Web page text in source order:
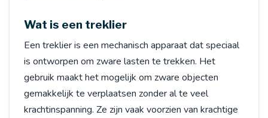
Wat is een treklier
Een treklier is een mechanisch apparaat dat speciaal
is ontworpen om zware lasten te trekken. Het
gebruik maakt het mogelijk om zware objecten
gemakkelijk te verplaatsen zonder al te veel
krachtinspanning. Ze zijn vaak voorzien van krachtige